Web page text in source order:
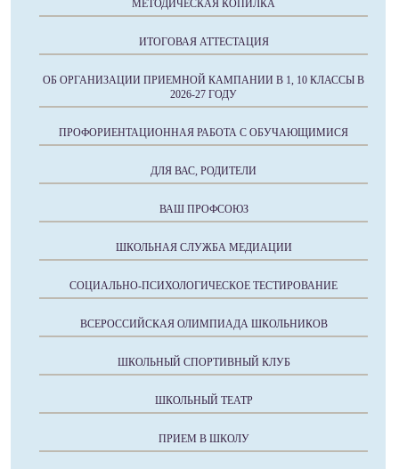
МЕТОДИЧЕСКАЯ КОПИЛКА
ИТОГОВАЯ АТТЕСТАЦИЯ
ОБ ОРГАНИЗАЦИИ ПРИЕМНОЙ КАМПАНИИ В 1, 10 КЛАССЫ В
2026-27 ГОДУ
ПРОФОРИЕНТАЦИОННАЯ РАБОТА С ОБУЧАЮЩИМИСЯ
ДЛЯ ВАС, РОДИТЕЛИ
ВАШ ПРОФСОЮЗ
ШКОЛЬНАЯ СЛУЖБА МЕДИАЦИИ
СОЦИАЛЬНО-ПСИХОЛОГИЧЕСКОЕ ТЕСТИРОВАНИЕ
ВСЕРОССИЙСКАЯ ОЛИМПИАДА ШКОЛЬНИКОВ
ШКОЛЬНЫЙ СПОРТИВНЫЙ КЛУБ
ШКОЛЬНЫЙ ТЕАТР
ПРИЕМ В ШКОЛУ